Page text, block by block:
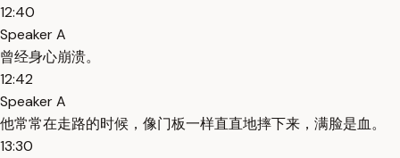
12:40
Speaker A
曾经身心崩溃。
12:42
Speaker A
他常常在走路的时候，像门板一样直直地摔下来，满脸是血。
13:30